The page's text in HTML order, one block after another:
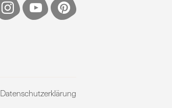
Datenschutzerklärung